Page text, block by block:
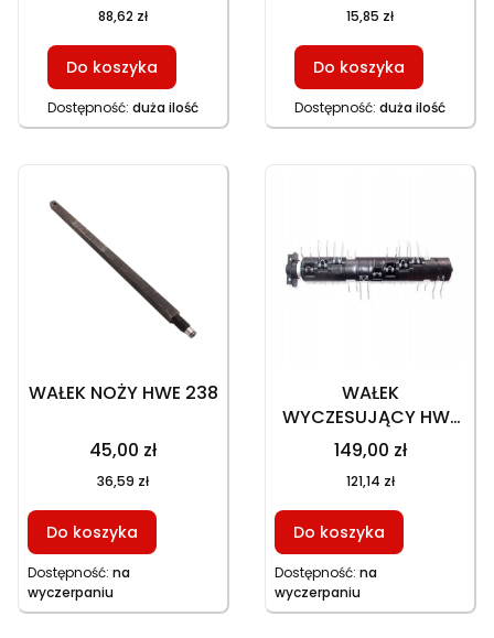
88,62 zł
Do koszyka
Dostępność: duża ilość
KOMPLET)
15,85 zł
Do koszyka
Dostępność: duża ilość
WAŁEK NOŻY HWE 238
45,00 zł
36,59 zł
Do koszyka
Dostępność: na
wyczerpaniu
WAŁEK
WYCZESUJĄCY HWE
238 KOMPLETNY
149,00 zł
121,14 zł
Do koszyka
Dostępność: na
wyczerpaniu